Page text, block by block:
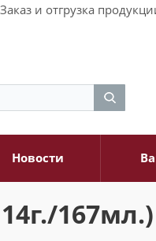
и отгрузка
Новости
167мл.)